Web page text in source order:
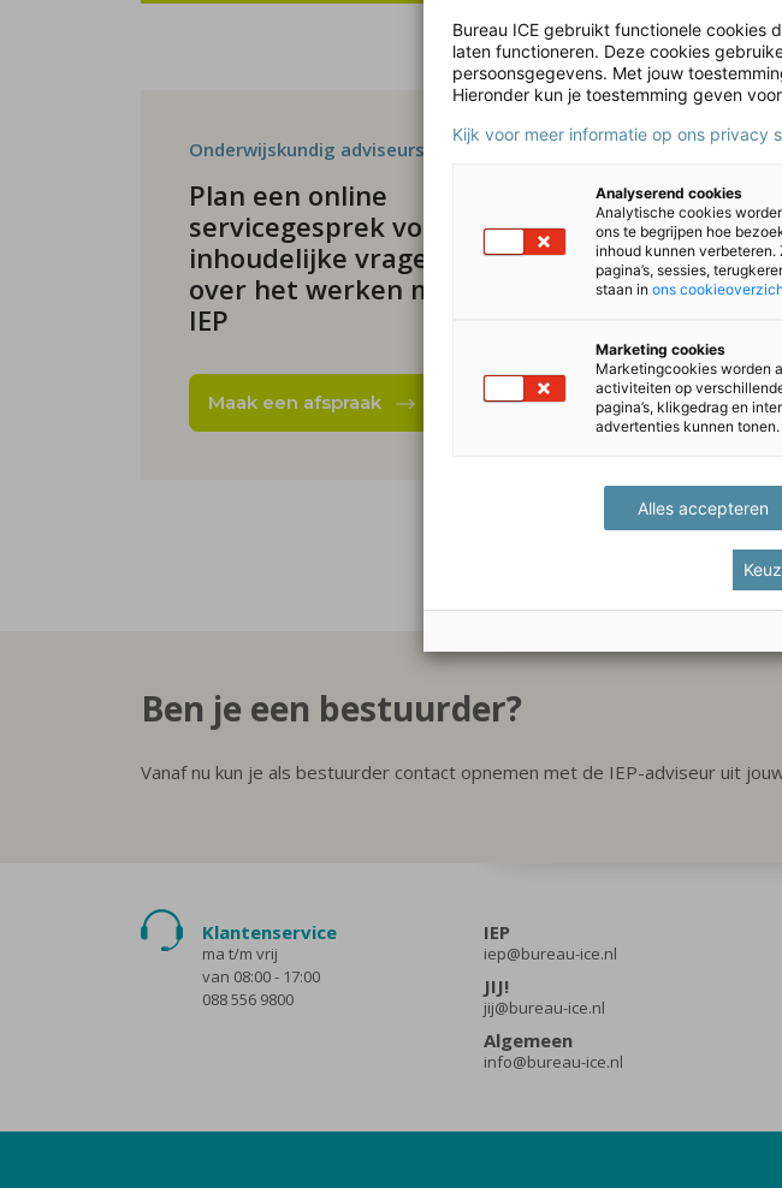
Onderwijskundig adviseurs
Plan een online
servicegesprek voor
inhoudelijke vragen
over het werken met
IEP
Maak een afspraak
Ben je een bestuurder?
Vanaf nu kun je als bestuurder contact opnemen met de IEP-adviseur uit
Klantenservice
ma t/m vrij
van 08:00 - 17:00
088 556 9800
IEP
iep@bureau-ice.nl
JIJ!
jij@bureau-ice.nl
Algemeen
info@bureau-ice.nl
Bureau ICE gebruikt functionele cookies
laten functioneren. Deze cookies
persoonsgegevens. Met jouw
Hieronder kun je toestemming geven
Kijk voor meer informatie op ons privacy
Analyserend cookies
Analytische cookies
ons te begrijpen hoe
inhoud kunnen
pagina’s, sessies,
staan in ons
Marketing cookies
Marketingcookies worden
activiteiten op
pagina’s, klikgedrag en
advertenties kunnen
Alles accepteren